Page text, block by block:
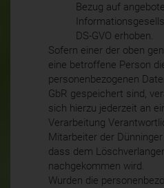
Bezug auf
DS-GVO erhoben.
Sofern einer der oben
eine betroffene Person
personenbezogenen
GbR gespeichert sind,
sich hierzu jederzeit an
Verarbeitung
Mitarbeiter der
dass dem
nachgekommen wird.
Wurden die